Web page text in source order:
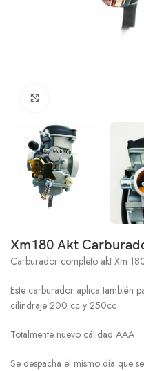
Xm180 Akt
Carburador completo akt Xm
Este carburador aplica también
cilindraje 200 cc y 250cc
Totalmente nuevo cálidad AAA
Se despacha el mismo día que